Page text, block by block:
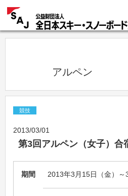
            アルペン
競技
2013/03/01
第3回アルペン（女子）合
期間 2013年3月15日（金）～